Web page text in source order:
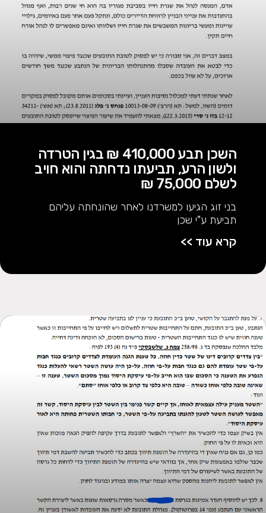
השכן תבע 410,000 ₪ בגין הטרדה
ולשון הרע, תביעתו נדחתה והוא חויב
לשלם 75,000 ₪
בני זוג הגיעו למשרדנו לאחר שהונחתה עליהם
תביעת ע"י שכן
קרא עוד >>